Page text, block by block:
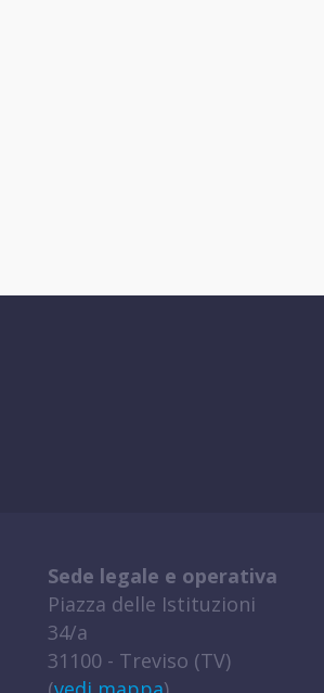
Sede legale e operativa
Piazza delle Istituzioni
34/a
31100 - Treviso (TV)